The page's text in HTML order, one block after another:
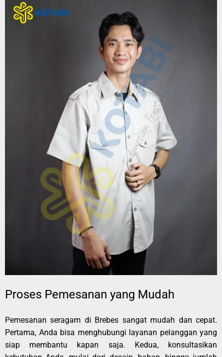
Proses Pemesanan yang Mudah
Pemesanan seragam di Brebes sangat mudah dan cepat.
Pertama, Anda bisa menghubungi layanan pelanggan yang
siap membantu kapan saja. Kedua, konsultasikan